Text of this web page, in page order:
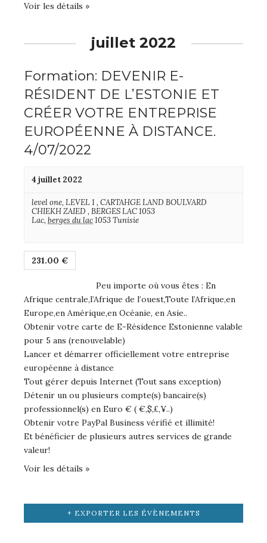
Voir les détails »
juillet 2022
Formation: DEVENIR E-
RÉSIDENT DE L’ESTONIE ET
CRÉER VOTRE ENTREPRISE
EUROPÉENNE À DISTANCE.
4/07/2022
4 juillet 2022
level one, LEVEL 1 , CARTAHGE LAND BOULVARD
CHIEKH ZAIED , BERGES LAC 1053
Lac, berges du lac1053Tunisie
231.00 €
Peu importe où vous êtes : En
Afrique centrale,l’Afrique de l’ouest,Toute l’Afrique,en
Europe,en Amérique,en Océanie, en Asie..
Obtenir votre carte de E-Résidence Estonienne valable
pour 5 ans (renouvelable)
Lancer et démarrer officiellement votre entreprise
européenne à distance
Tout gérer depuis Internet (Tout sans exception)
Détenir un ou plusieurs compte(s) bancaire(s)
professionnel(s) en Euro € ( €,$,£,¥..)
Obtenir votre PayPal Business vérifié et illimité!
Et bénéficier de plusieurs autres services de grande
valeur!
Voir les détails »
+ EXPORTER LES ÉVÈNEMENTS